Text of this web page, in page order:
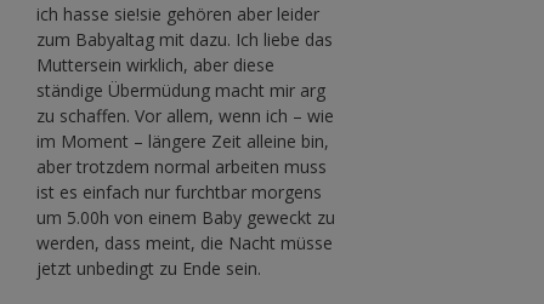
ich hasse sie!sie gehören aber leider
zum Babyaltag mit dazu. Ich liebe das
Muttersein wirklich, aber diese
ständige Übermüdung macht mir arg
zu schaffen. Vor allem, wenn ich – wie
im Moment – längere Zeit alleine bin,
aber trotzdem normal arbeiten muss
ist es einfach nur furchtbar morgens
um 5.00h von einem Baby geweckt zu
werden, dass meint, die Nacht müsse
jetzt unbedingt zu Ende sein.